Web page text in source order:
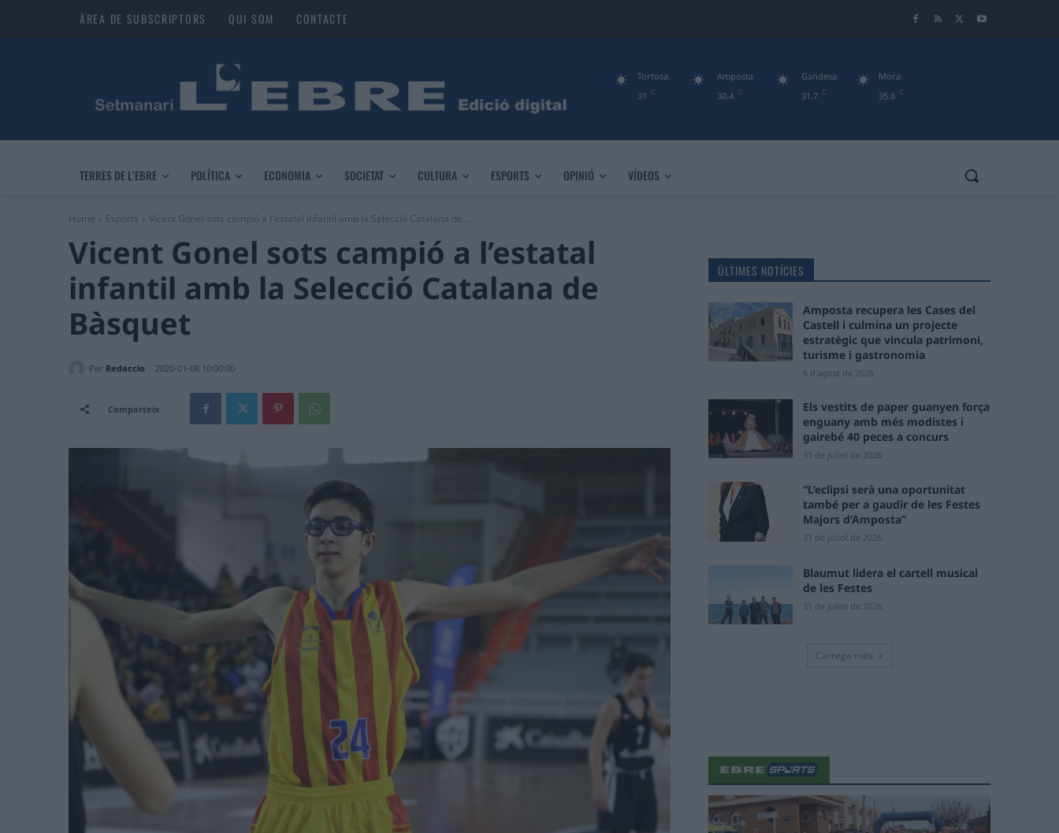
ÀREA DE SUBSCRIPTORS QUI SOM CONTACTE
31 C
Tortosa
30.4 C
Amposta
31.7 C
Gandesa
35.8 C
Mora
TERRES DE L’EBRE POLÍTICA ECONOMIA SOCIETAT CULTURA ESPORTS OPINIÓ VÍDEOS
Home Esports Vicent Gonel sots campió a l'estatal infantil amb la Selecció Catalana de...
Vicent Gonel sots campió a l’estatal
infantil amb la Selecció Catalana de
Bàsquet
Per Redaccio 2020-01-08 10:00:00
Comparteix
ÚLTIMES NOTÍCIES
Amposta recupera les Cases del
Castell i culmina un projecte
estratègic que vincula patrimoni,
turisme i gastronomia
6 d'agost de 2026
Els vestits de paper guanyen força
enguany amb més modistes i
gairebé 40 peces a concurs
31 de juliol de 2026
“L’eclipsi serà una oportunitat
també per a gaudir de les Festes
Majors d’Amposta”
31 de juliol de 2026
Blaumut lidera el cartell musical
de les Festes
31 de juliol de 2026
Carrega més